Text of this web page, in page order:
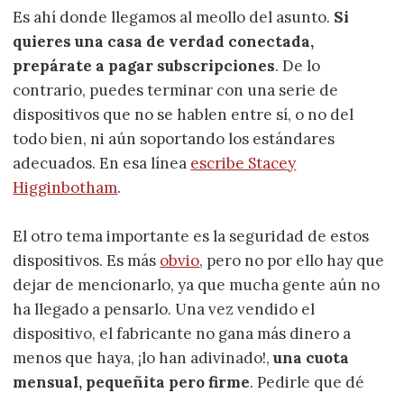
Es ahí donde llegamos al meollo del asunto. Si
quieres una casa de verdad conectada,
prepárate a pagar subscripciones. De lo
contrario, puedes terminar con una serie de
dispositivos que no se hablen entre sí, o no del
todo bien, ni aún soportando los estándares
adecuados. En esa línea escribe Stacey
Higginbotham.
El otro tema importante es la seguridad de estos
dispositivos. Es más obvio, pero no por ello hay que
dejar de mencionarlo, ya que mucha gente aún no
ha llegado a pensarlo. Una vez vendido el
dispositivo, el fabricante no gana más dinero a
menos que haya, ¡lo han adivinado!,una cuota
mensual, pequeñita pero firme. Pedirle que dé